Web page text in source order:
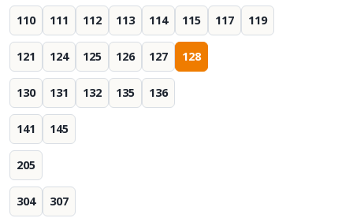
110 111 112 113 114 115 117 119
121 124 125 126 127 128
130 131 132 135 136
141 145
205
304 307